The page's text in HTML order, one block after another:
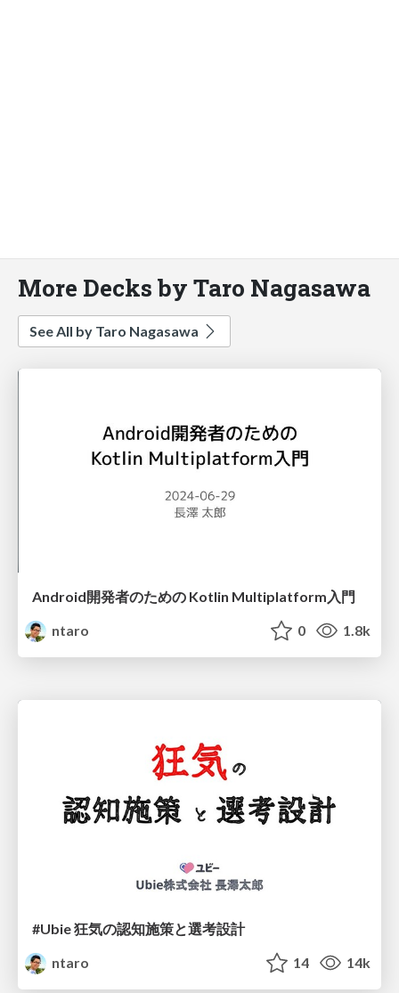
More Decks by Taro Nagasawa
See All by Taro Nagasawa
Android開発者のための Kotlin Multiplatform入門
ntaro
0 1.8k
#Ubie 狂気の認知施策と選考設計
ntaro
14 14k